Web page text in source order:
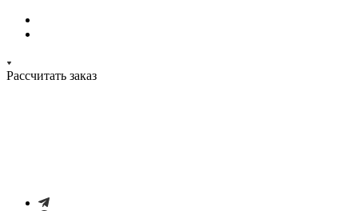
Рассчитать заказ